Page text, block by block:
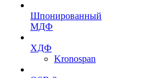
Шпонированный
МДФ
ХДФ
Kronospan